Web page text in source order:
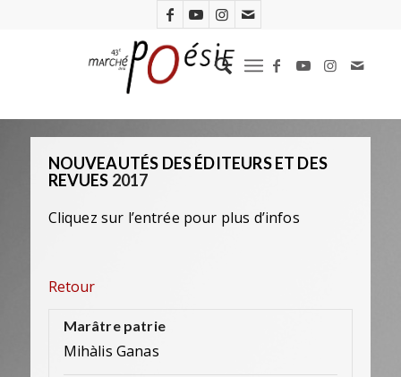
NOUVEAUTÉS DES ÉDITEURS ET DES
REVUES 2017
Cliquez sur l’entrée pour plus d’infos
Retour
Marâtre patrie
Mihàlis Ganas